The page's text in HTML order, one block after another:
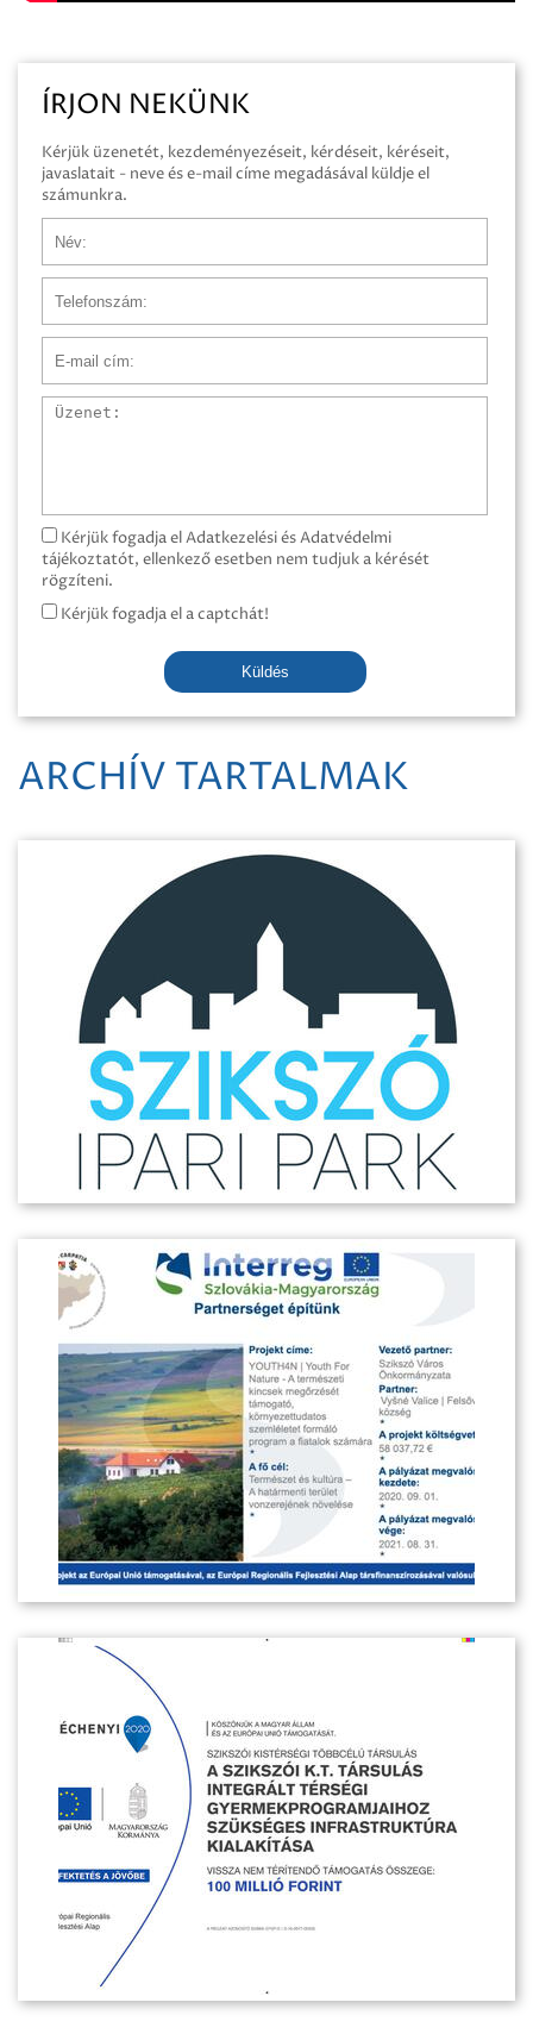
ÍRJON NEKÜNK
Kérjük üzenetét, kezdeményezéseit, kérdéseit, kéréseit,
javaslatait - neve és e-mail címe megadásával küldje el
számunkra.
Üzenet
Kérjük fogadja el Adatkezelési és Adatvédelmi
tájékoztatót, ellenkező esetben nem tudjuk a kérését
rögzíteni.
Kérjük fogadja el a captchát!
Küldés
ARCHÍV TARTALMAK